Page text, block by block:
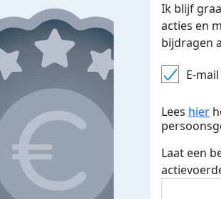
Ik blijf
acties en
bijdragen
E-mail
Lees hier
Laat een